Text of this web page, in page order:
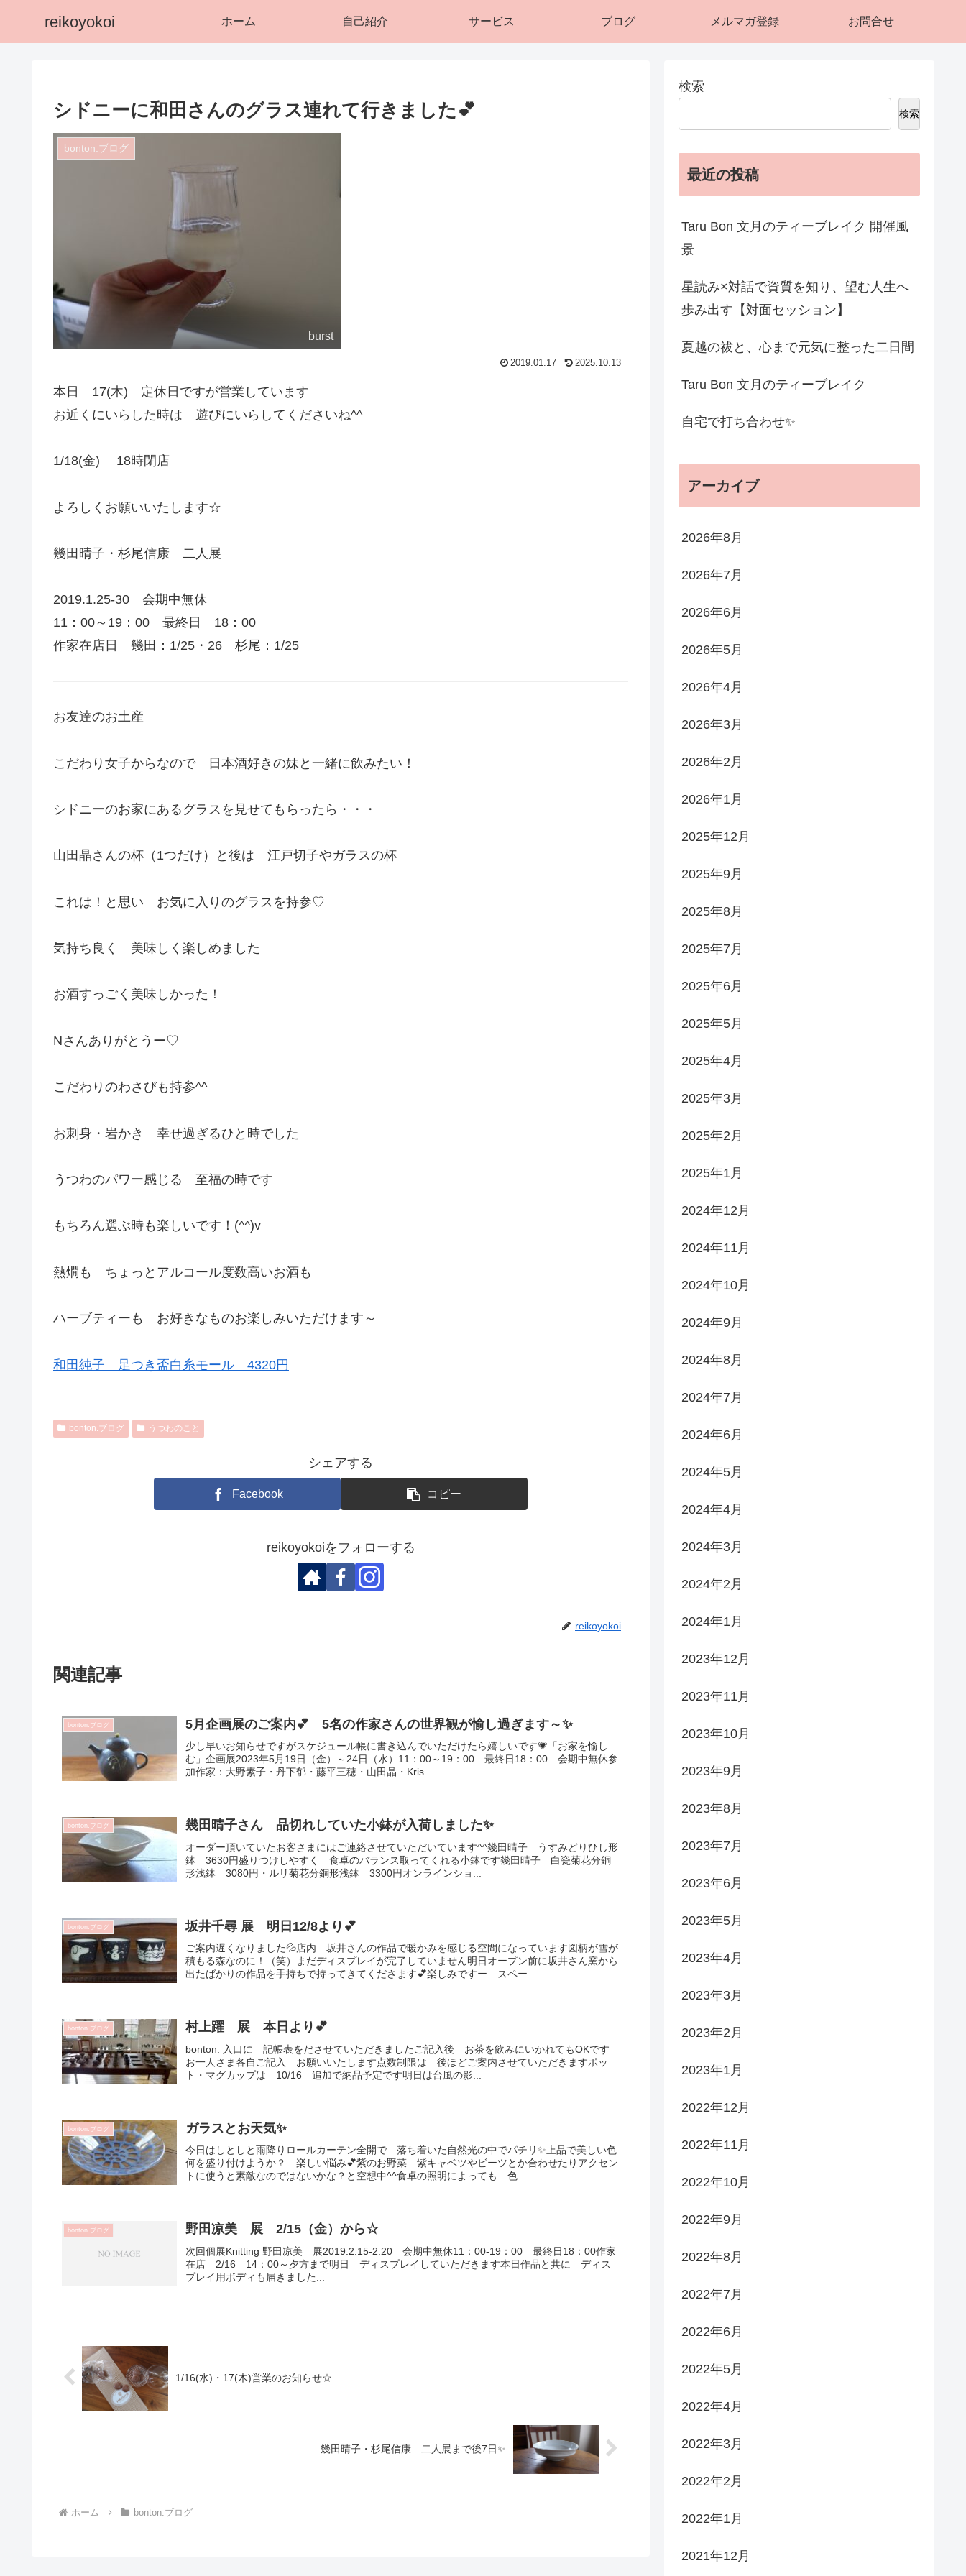
reikoyokoi ホーム 自己紹介 サービス ブログ メルマガ登録 お問合せ
シドニーに和田さんのグラス連れて行きました💕
bonton.ブログ
burst
2019.01.17 2025.10.13
本日 17(木) 定休日ですが営業しています
お近くにいらした時は 遊びにいらしてくださいね^^
1/18(金) 18時閉店
よろしくお願いいたします☆
幾田晴子・杉尾信康 二人展
2019.1.25-30 会期中無休
11：00～19：00 最終日 18：00
作家在店日 幾田：1/25・26 杉尾：1/25
お友達のお土産
こだわり女子からなので 日本酒好きの妹と一緒に飲みたい！
シドニーのお家にあるグラスを見せてもらったら・・・
山田晶さんの杯（1つだけ）と後は 江戸切子やガラスの杯
これは！と思い お気に入りのグラスを持参♡
気持ち良く 美味しく楽しめました
お酒すっごく美味しかった！
Nさんありがとうー♡
こだわりのわさびも持参^^
お刺身・岩かき 幸せ過ぎるひと時でした
うつわのパワー感じる 至福の時です
もちろん選ぶ時も楽しいです！(^^)v
熱燗も ちょっとアルコール度数高いお酒も
ハーブティーも お好きなものお楽しみいただけます～
和田純子 足つき盃白糸モール 4320円
bonton.ブログ うつわのこと
シェアする
Facebook コピー
reikoyokoiをフォローする
reikoyokoi
関連記事
bonton.ブログ 5月企画展のご案内💕 5名の作家さんの世界観が愉し過ぎます～✨
少し早いお知らせですがスケジュール帳に書き込んでいただけたら嬉しいです💗「お家を愉し
む」企画展2023年5月19日（金）～24日（水）11：00～19：00 最終日18：00 会期中無休参
加作家：大野素子・丹下郁・藤平三穂・山田晶・Kris...
bonton.ブログ 幾田晴子さん 品切れしていた小鉢が入荷しました✨
オーダー頂いていたお客さまにはご連絡させていただいています^^幾田晴子 うすみどりひし形
鉢 3630円盛りつけしやすく 食卓のバランス取ってくれる小鉢です幾田晴子 白瓷菊花分銅
形浅鉢 3080円・ルリ菊花分銅形浅鉢 3300円オンラインショ...
bonton.ブログ 坂井千尋 展 明日12/8より💕
ご案内遅くなりました💦店内 坂井さんの作品で暖かみを感じる空間になっています図柄が雪が
積もる森なのに！（笑）まだディスプレイが完了していません明日オープン前に坂井さん窯から
出たばかりの作品を手持ちで持ってきてくださます💕楽しみですー スペー...
bonton.ブログ 村上躍 展 本日より💕
bonton. 入口に 記帳表をださせていただきましたご記入後 お茶を飲みにいかれてもOKです
お一人さま各自ご記入 お願いいたします点数制限は 後ほどご案内させていただきますポッ
ト・マグカップは 10/16 追加で納品予定です明日は台風の影...
bonton.ブログ ガラスとお天気✨
今日はしとしと雨降りロールカーテン全開で 落ち着いた自然光の中でパチリ✨上品で美しい色
何を盛り付けようか？ 楽しい悩み💕紫のお野菜 紫キャベツやビーツとか合わせたりアクセン
トに使うと素敵なのではないかな？と空想中^^食卓の照明によっても 色...
bonton.ブログ 野田凉美 展 2/15（金）から☆
次回個展Knitting 野田凉美 展2019.2.15-2.20 会期中無休11：00-19：00 最終日18：00作家
在店 2/16 14：00～夕方まで明日 ディスプレイしていただきます本日作品と共に ディス
プレイ用ボディも届きました...
1/16(水)・17(木)営業のお知らせ☆
幾田晴子・杉尾信康 二人展まで後7日✨
ホーム bonton.ブログ
検索
検索
最近の投稿
Taru Bon 文月のティーブレイク 開催風
景
星読み×対話で資質を知り、望む人生へ
歩み出す【対面セッション】
夏越の祓と、心まで元気に整った二日間
Taru Bon 文月のティーブレイク
自宅で打ち合わせ✨
アーカイブ
2026年8月
2026年7月
2026年6月
2026年5月
2026年4月
2026年3月
2026年2月
2026年1月
2025年12月
2025年9月
2025年8月
2025年7月
2025年6月
2025年5月
2025年4月
2025年3月
2025年2月
2025年1月
2024年12月
2024年11月
2024年10月
2024年9月
2024年8月
2024年7月
2024年6月
2024年5月
2024年4月
2024年3月
2024年2月
2024年1月
2023年12月
2023年11月
2023年10月
2023年9月
2023年8月
2023年7月
2023年6月
2023年5月
2023年4月
2023年3月
2023年2月
2023年1月
2022年12月
2022年11月
2022年10月
2022年9月
2022年8月
2022年7月
2022年6月
2022年5月
2022年4月
2022年3月
2022年2月
2022年1月
2021年12月